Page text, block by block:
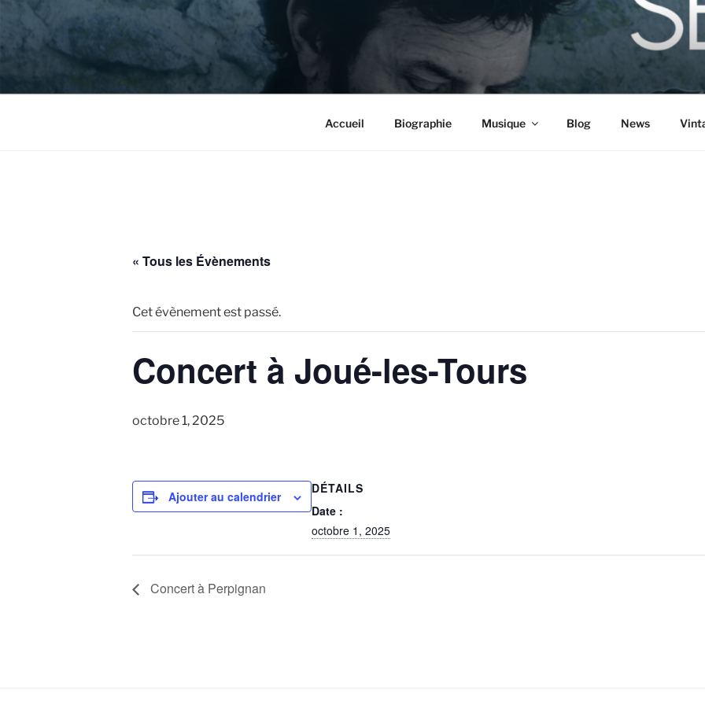
contenu
Accueil Biographie Musique Blog News
« Tous les Évènements
Cet évènement est passé.
Concert à Joué-les-Tours
octobre 1, 2025
Ajouter au calendrier
DÉTAILS
Date :
octobre 1, 2025
Concert à Perpignan